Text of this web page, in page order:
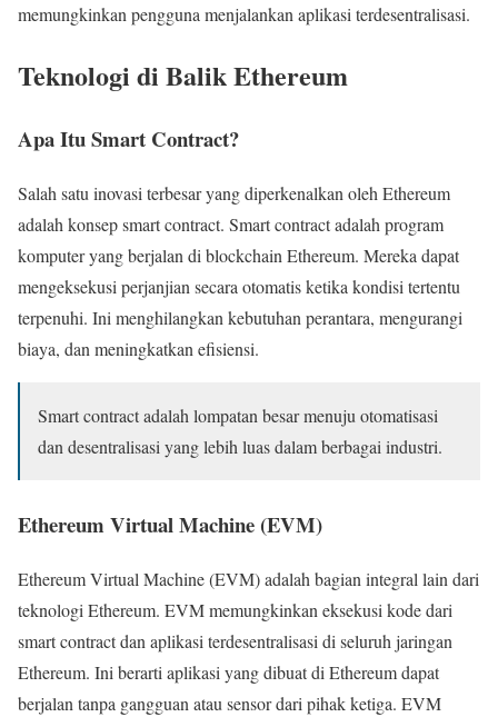
memungkinkan pengguna menjalankan aplikasi terdesentralisasi.
Teknologi di Balik Ethereum
Apa Itu Smart Contract?
Salah satu inovasi terbesar yang diperkenalkan oleh Ethereum
adalah konsep smart contract. Smart contract adalah program
komputer yang berjalan di blockchain Ethereum. Mereka dapat
mengeksekusi perjanjian secara otomatis ketika kondisi tertentu
terpenuhi. Ini menghilangkan kebutuhan perantara, mengurangi
biaya, dan meningkatkan efisiensi.
Smart contract adalah lompatan besar menuju otomatisasi
dan desentralisasi yang lebih luas dalam berbagai industri.
Ethereum Virtual Machine (EVM)
Ethereum Virtual Machine (EVM) adalah bagian integral lain dari
teknologi Ethereum. EVM memungkinkan eksekusi kode dari
smart contract dan aplikasi terdesentralisasi di seluruh jaringan
Ethereum. Ini berarti aplikasi yang dibuat di Ethereum dapat
berjalan tanpa gangguan atau sensor dari pihak ketiga. EVM